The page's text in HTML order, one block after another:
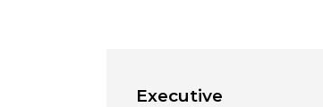
Executive